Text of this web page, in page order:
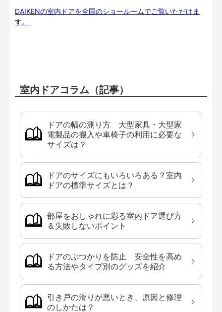
DAIKENの室内ドアを全国のショールームでご覧いただけま
す。
室内ドアコラム（記事）
ドアの幅の測り方 大型家具・大型家
電製品の搬入や車椅子の利用に必要な
サイズは？
ドアのサイズにもいろいろある？室内
ドアの標準サイズとは？
部屋をおしゃれに彩る室内ドア選び方
＆失敗しないポイント
ドアのぶつかりを防止 安全性を高め
る方法やタイプ別のグッズを紹介
引き戸の滑りが悪いとき、原因と修理
のしかたは？